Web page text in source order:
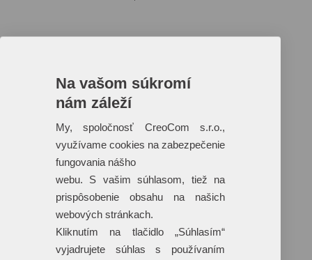
Reklamné predmety s plnofarebnou
potlačou
Dáždniky
Tašky
Hračky
Klobúky
Na vašom súkromí
nám záleží
My, spoločnosť CreoCom s.r.o.,
využívame cookies na zabezpečenie
fungovania nášho
webu. S vašim súhlasom, tiež na
prispôsobenie obsahu na našich
webových stránkach.
Kliknutím na tlačidlo „Súhlasím“
vyjadrujete súhlas s používaním